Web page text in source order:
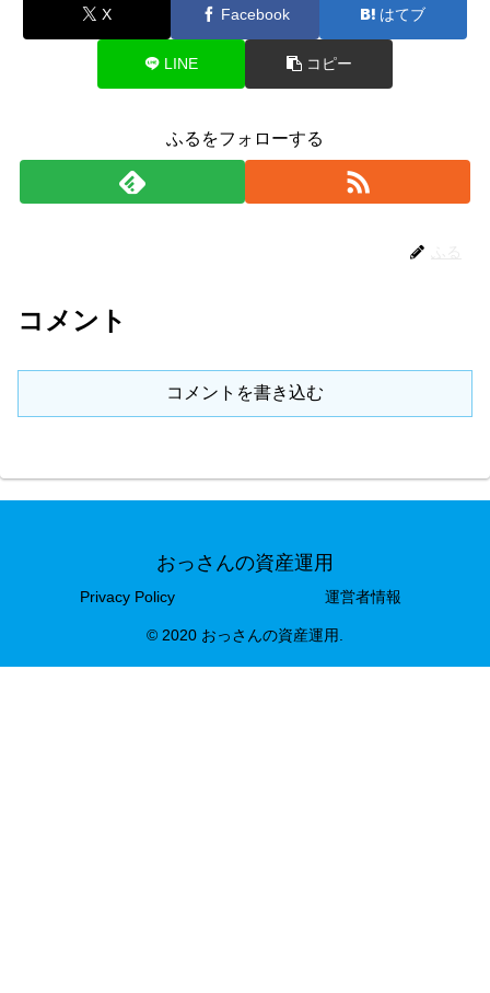
X Facebook はてブ
LINE コピー
ふるをフォローする
コメント
コメントを書き込む
おっさんの資産運用
Privacy Policy 運営者情報
© 2020 おっさんの資産運用.